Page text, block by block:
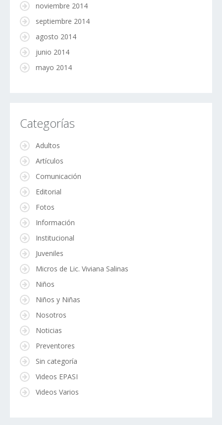
noviembre 2014
septiembre 2014
agosto 2014
junio 2014
mayo 2014
Categorías
Adultos
Artículos
Comunicación
Editorial
Fotos
Información
Institucional
Juveniles
Micros de Lic. Viviana Salinas
Niños
Niños y Niñas
Nosotros
Noticias
Preventores
Sin categoría
Videos EPASI
Videos Varios